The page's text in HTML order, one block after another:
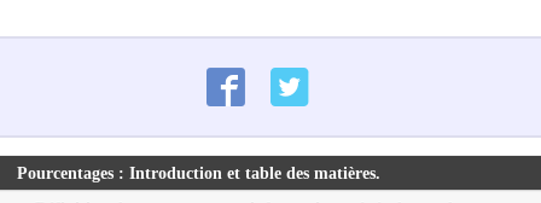
Pourcentages : Introduction et table des matières.